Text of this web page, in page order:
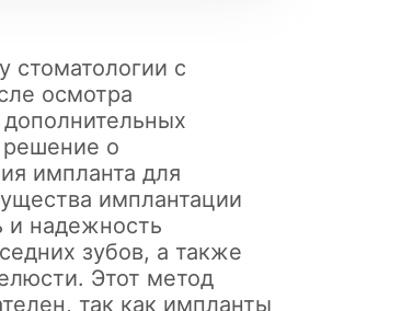
стоматологии с
осмотра
решение о
импланта для
имплантации
и надежность
зубов, а также
Этот метод
так как импланты